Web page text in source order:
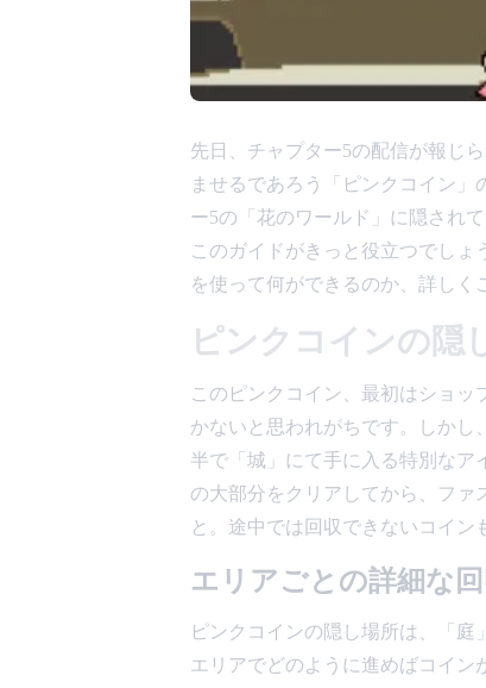
先日、チャプター5の配信が報じ
ませるであろう「ピンクコイン
ー5の「花のワールド」に隠され
このガイドがきっと役立つでしょ
を使って何ができるのか、詳しく
ピンクコインの隠
このピンクコイン、最初はショッ
かないと思われがちです。しかし
半で「城」にて手に入る特別なア
の大部分をクリアしてから、ファ
と。途中では回収できないコイン
エリアごとの詳細な
ピンクコインの隠し場所は、「
エリアでどのように進めばコイン